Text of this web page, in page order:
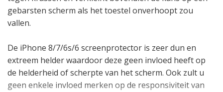
gebarsten scherm als het toestel onverhoopt zou
vallen.
De iPhone 8/7/6s/6 screenprotector is zeer dun en
extreem helder waardoor deze geen invloed heeft op
de helderheid of scherpte van het scherm. Ook zult u
geen enkele invloed merken op de responsiviteit van